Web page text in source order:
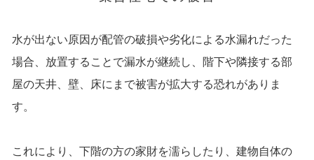
水が出ない原因が配管の破損や劣化による水漏れだった
場合、放置することで漏水が継続し、階下や隣接する部
屋の天井、壁、床にまで被害が拡大する恐れがありま
す。
これにより、下階の方の家財を濡らしたり、建物自体の